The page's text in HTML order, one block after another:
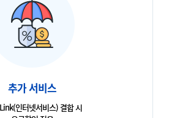
추가 서비스
인터넷서비스) 결합 시